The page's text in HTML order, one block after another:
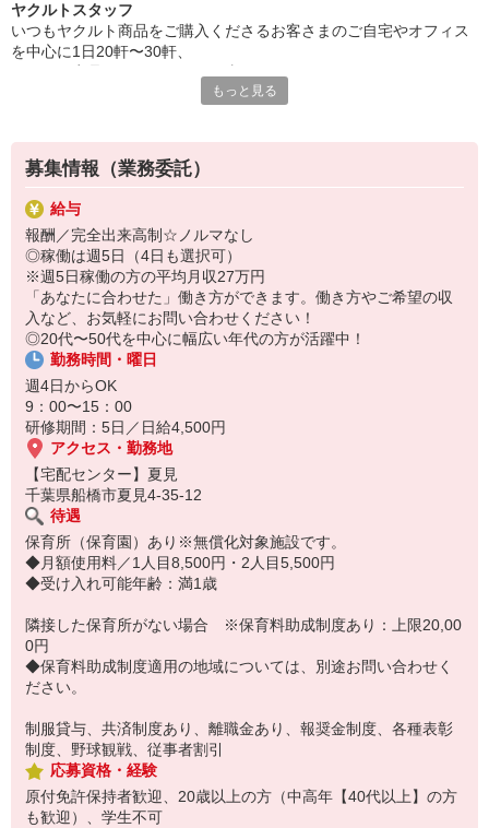
家事・育児時間にもゆとりが持てますよ♪
主婦・ママスタッフが多いので、
仕事や子育てについてなどイロイロ相談できて心強い！
研修や先輩の同行研修など手厚いサポートがあるので、
ヤクルトスタッフ
いつもヤクルト商品をご購入くださるお客さまのご自宅やオフィス
を中心に1日20軒〜30軒、
商品を通じてお客さまとふれあう楽しさ、健康的な生活にお役立ち
す！
特に扶養範囲外でしっかり稼ぎたい方には最適なエリアをご用意し
ます。
もちろんバランスよく働きたい方もご相談ください。
☆ココがPoint☆
・職場の近くに保育所があるから、送り迎えの時間の心配がいりま
せん
・隣接した保育所がない場合は保育料助成制度あり
・家事・夕食の支度なども余裕をもってできます！
もっと見る
募集情報（業務委託）
給与
報酬／完全出来高制☆ノルマなし
◎稼働は週5日（4日も選択可）
※週5日稼働の方の平均月収27万円
「あなたに合わせた」働き方ができます。働き方やご希望の収
入など、お気軽にお問い合わせください！
◎20代〜50代を中心に幅広い年代の方が活躍中！
勤務時間・曜日
週4日からOK
9：00〜15：00
研修期間：5日／日給4,500円
アクセス・勤務地
【宅配センター】夏見
千葉県船橋市夏見4-35-12
待遇
保育所（保育園）あり※無償化対象施設です。
◆月額使用料／1人目8,500円・2人目5,500円
◆受け入れ可能年齢：満1歳
隣接した保育所がない場合 ※保育料助成制度あり：上限20,00
0円
◆保育料助成制度適用の地域については、別途お問い合わせく
ださい。
制服貸与、共済制度あり、離職金あり、報奨金制度、各種表彰
制度、野球観戦、従事者割引
応募資格・経験
原付免許保持者歓迎、20歳以上の方（中高年【40代以上】の方
も歓迎）、学生不可